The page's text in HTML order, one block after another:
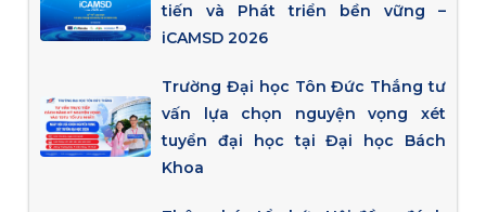
tiến và Phát triển bền vững –
iCAMSD 2026
Trường Đại học Tôn Đức Thắng tư
vấn lựa chọn nguyện vọng xét
tuyển đại học tại Đại học Bách
Khoa